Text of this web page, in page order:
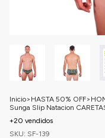
Inicio> HASTA 50% OFF>
Sunga Slip Natacion
+20 vendidos
SKU: SF-139